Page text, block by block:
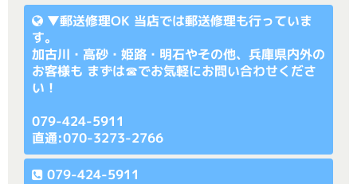
▼郵送修理OK 当店では郵送修理も行っていま
す。
加古川・高砂・姫路・明石やその他、兵庫県内外の
お客様も まずは☎でお気軽にお問い合わせくださ
い！
079-424-5911
直通:070-3273-2766
079-424-5911